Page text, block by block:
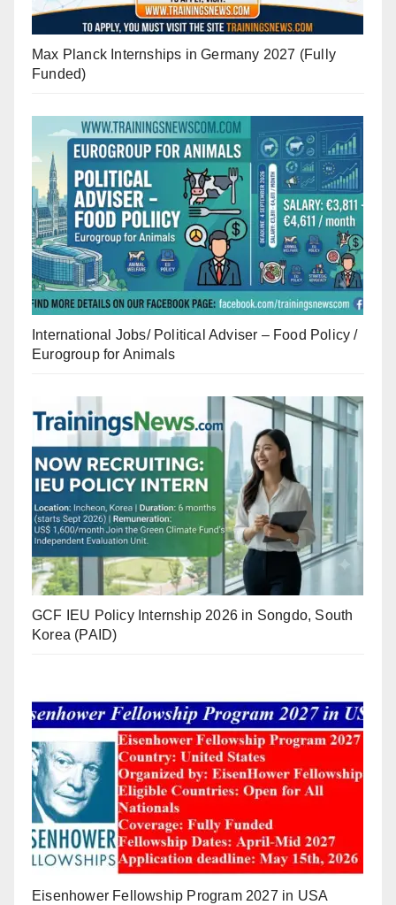
Max Planck Internships in Germany 2027 (Fully
Funded)
International Jobs/ Political Adviser – Food Policy /
Eurogroup for Animals
GCF IEU Policy Internship 2026 in Songdo, South
Korea (PAID)
Eisenhower Fellowship Program 2027 in USA